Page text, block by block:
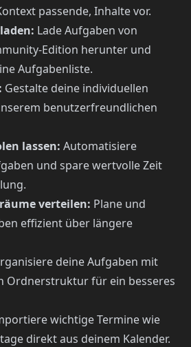
passende, Inhalte vor.
Lade Aufgaben von
Edition herunter und
Aufgabenliste.
Gestalte deine individuellen
benutzerfreundlichen
lassen: Automatisiere
und spare wertvolle Zeit
verteilen: Plane und
effizient über längere
deine Aufgaben mit
Ordnerstruktur für ein besseres
wichtige Termine wie
direkt aus deinem Kalender.